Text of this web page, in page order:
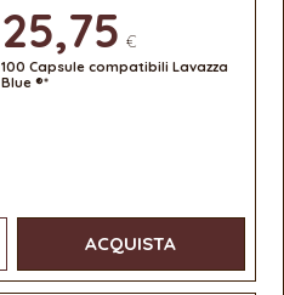
25,75 €
100 Capsule compatibili Lavazza
Blue ®*
ACQUISTA